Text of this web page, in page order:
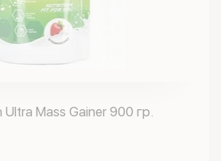
Ultra Mass Gainer 900 гр.